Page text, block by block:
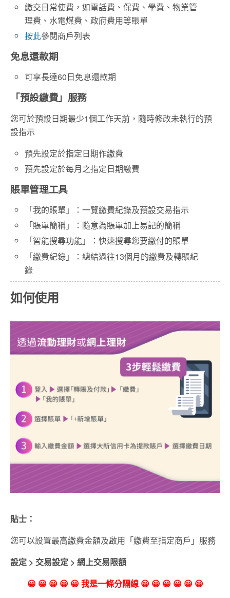
繳交日常使費，如電話費、保費、學費、物業管
理費、水電煤費、政府費用等賬單
按此參閱商戶列表
免息還款期
可享長達60日免息還款期
「預設繳費」服務
您可於預設日期最少1個工作天前，隨時修改未執行的預
設指示
預先設定於指定日期作繳費
預先設定於每月之指定日期繳費
賬單管理工具
「我的賬單」：一覽繳費紀錄及預設交易指示
「賬單簡稱」：隨意為賬單加上易記的簡稱
「智能搜尋功能」：快速搜尋您要繳付的賬單
「繳費紀錄」：總結過往13個月的繳費及轉賬紀
錄
如何使用
貼士：
您可以設置最高繳費金額及啟用「繳費至指定商戶」服務
設定 > 交易設定 > 網上交易限額
😀 😀 😀 😀 😀 我是一條分隔線 😀 😀 😀 😀 😀 😀